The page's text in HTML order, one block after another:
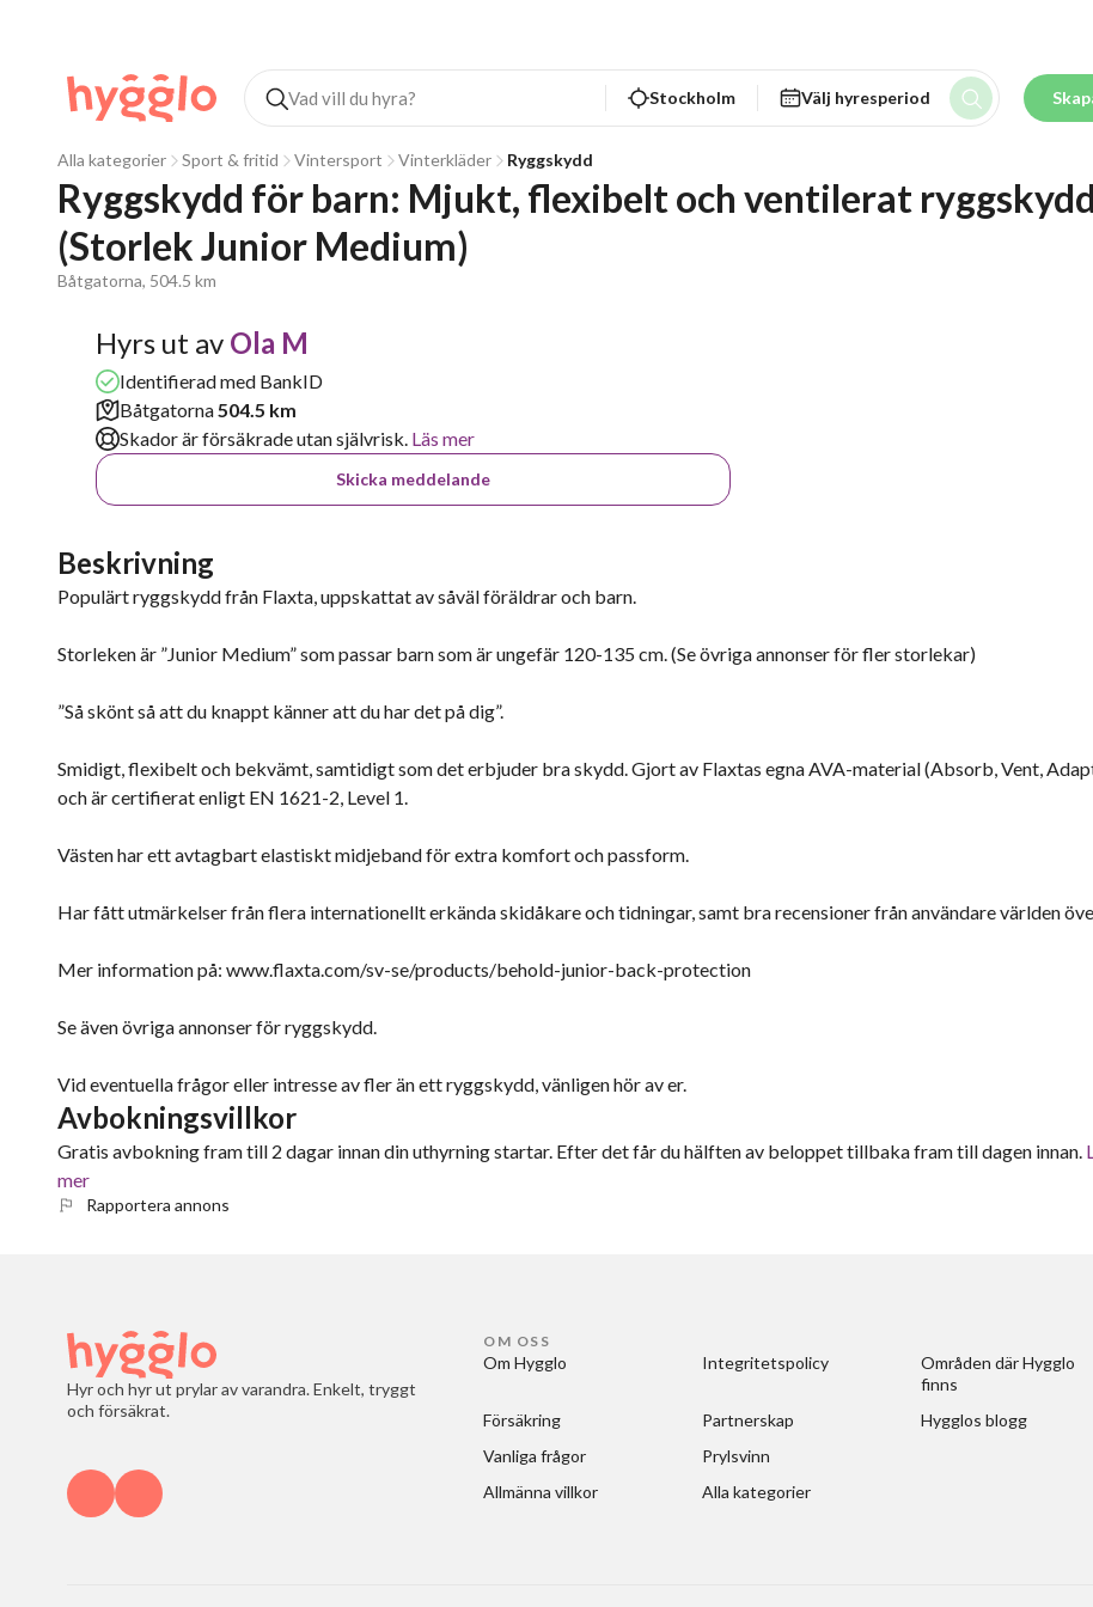
Stockholm Välj hyresperiod
Alla kategorier Sport & fritid Vintersport Vinterkläder Ryggskydd
Ryggskydd för barn: Mjukt, flexibelt och ventilerat ryggskydd
(Storlek Junior Medium)
Båtgatorna, 504.5 km
Hyrs ut av Ola M
Identifierad med BankID
Båtgatorna504.5 km
Skador är försäkrade utan självrisk. Läs mer
Skicka meddelande
Beskrivning
Populärt ryggskydd från Flaxta, uppskattat av såväl föräldrar och barn.
Storleken är ”Junior Medium” som passar barn som är ungefär 120-135 cm. (Se övriga annonser för fler storlekar)
”Så skönt så att du knappt känner att du har det på dig”.
Smidigt, flexibelt och bekvämt, samtidigt som det erbjuder bra skydd. Gjort av Flaxtas egna AVA-material (Absorb, Vent,
och är certifierat enligt EN 1621-2, Level 1.
Västen har ett avtagbart elastiskt midjeband för extra komfort och passform.
Har fått utmärkelser från flera internationellt erkända skidåkare och tidningar, samt bra recensioner från användare världen
Mer information på: www.flaxta.com/sv-se/products/behold-junior-back-protection
Se även övriga annonser för ryggskydd.
Vid eventuella frågor eller intresse av fler än ett ryggskydd, vänligen hör av er.
Avbokningsvillkor
Gratis avbokning fram till 2 dagar innan din uthyrning startar. Efter det får du hälften av beloppet tillbaka fram till dagen innan.
mer
Rapportera annons
Hyr och hyr ut prylar av varandra. Enkelt, tryggt
och försäkrat.
OM OSS
Om Hygglo
Försäkring
Vanliga frågor
Allmänna villkor
Integritetspolicy
Partnerskap
Prylsvinn
Alla kategorier
Områden där Hygglo
finns
Hygglos blogg